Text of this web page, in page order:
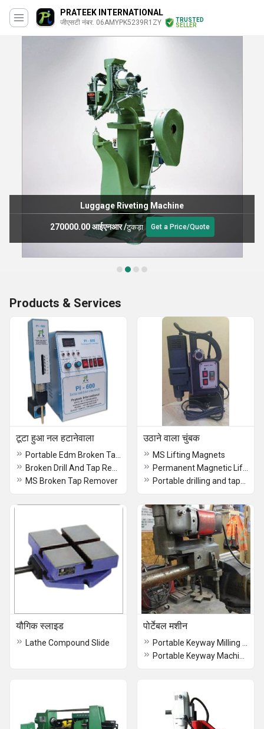
PRATEEK INTERNATIONAL
जीएसटी नंबर. 06AMYPK5239R1ZY
TRUSTED
SELLER
Luggage Riveting Machine
270000.00 आईएनआर/टुकड़ा Get a Price/Quote
Products & Services
टूटा हुआ नल हटानेवाला
MS Broken Tap Remover
उठाने वाला चुंबक
MS Lifting Magnets
यौगिक स्लाइड
Lathe Compound Slide
पोर्टेबल मशीन